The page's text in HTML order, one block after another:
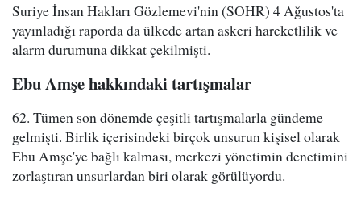
Suriye İnsan Hakları Gözlemevi'nin (SOHR) 4 Ağustos'ta
yayınladığı raporda da ülkede artan askeri hareketlilik ve
alarm durumuna dikkat çekilmişti.
Ebu Amşe hakkındaki tartışmalar
62. Tümen son dönemde çeşitli tartışmalarla gündeme
gelmişti. Birlik içerisindeki birçok unsurun kişisel olarak
Ebu Amşe'ye bağlı kalması, merkezi yönetimin denetimini
zorlaştıran unsurlardan biri olarak görülüyordu.